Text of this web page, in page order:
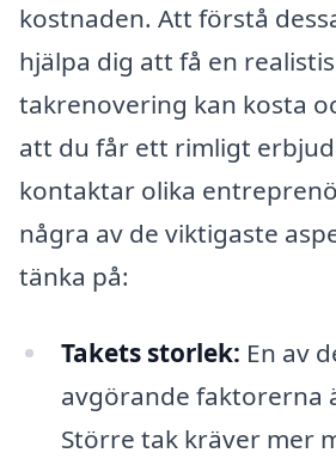
kostnaden. Att förstå
hjälpa dig att få en
takrenovering kan kosta
att du får ett rimligt
kontaktar olika
några av de viktigaste
tänka på:
Takets storlek: En av
avgörande faktorerna
Större tak kräver mer